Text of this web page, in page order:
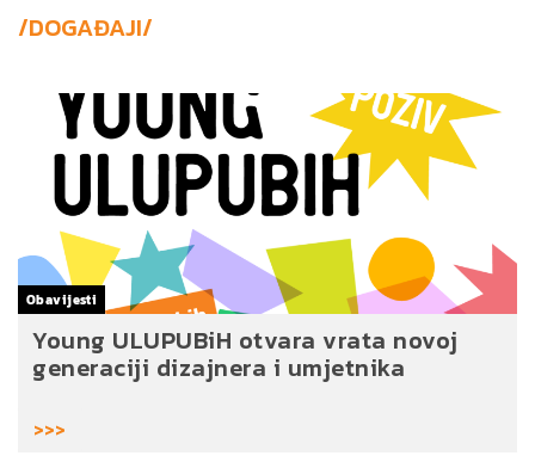
/DOGAĐAJI/
Obavijesti
Young ULUPUBiH otvara vrata novoj
generaciji dizajnera i umjetnika
>>>